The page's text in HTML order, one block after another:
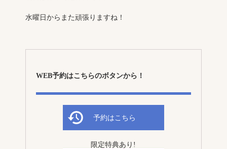
水曜日からまた頑張りますね！
WEB予約はこちらのボタンから！
予約はこちら
限定特典あり!